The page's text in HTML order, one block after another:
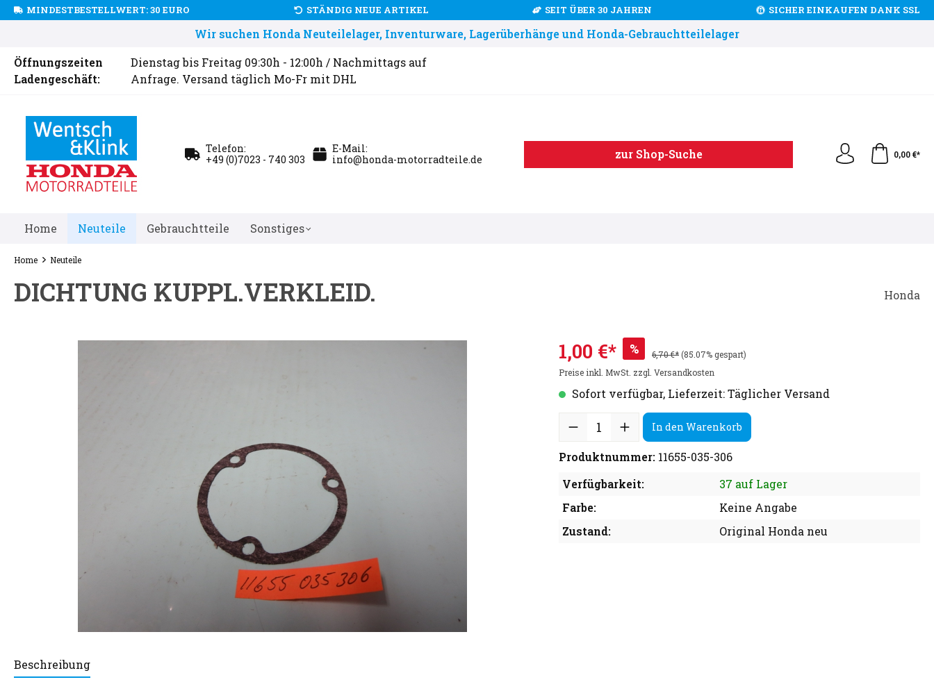
MINDESTBESTELLWERT: 30 EURO STÄNDIG NEUE ARTIKEL SEIT ÜBER 30 JAHREN SICHER EINKAUFEN DANK SSL
Wir suchen Honda Neuteilelager, Inventurware, Lagerüberhänge und Honda-Gebrauchtteilelager
Öffnungszeiten
Ladengeschäft:
Dienstag bis Freitag 09:30h - 12:00h / Nachmittags auf
Anfrage. Versand täglich Mo-Fr mit DHL
Telefon:
+49 (0)7023 - 740 303
E-Mail:
info@honda-motorradteile.de
zur Shop-Suche 0,00 €*
Home Neuteile Gebrauchtteile Sonstiges
Home Neuteile
DICHTUNG KUPPL.VERKLEID. Honda
1,00 €* % 6,70 €*(85.07% gespart)
Preise inkl. MwSt. zzgl. Versandkosten
Sofort verfügbar, Lieferzeit: Täglicher Versand
In den Warenkorb
Produktnummer: 11655-035-306
Verfügbarkeit:
37 auf Lager
Farbe:
Keine Angabe
Zustand:
Original Honda neu
Beschreibung